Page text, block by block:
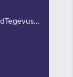
Infohaldusprotsessi kirjeldavad juhisedTegevus: Tu... (koopia) (koopia) (koopia) (koopia) (koopia)